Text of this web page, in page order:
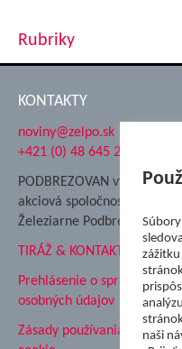
Rubriky
KONTAKTY
noviny@zelpo.sk
+421 (0) 48 645 2711
PODBREZOVAN vydáva
akciová spoločnosť
Železiarne Podbrezová
TIRÁŽ & KONTAKT
Prehlásenie o spracovaní
osobných údajov
Zásady používania súborov
naši